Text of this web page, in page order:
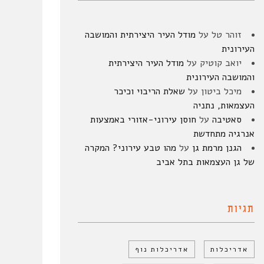
זוהר טל על מודל העיר היצירתית והמושבה
העירונית
יואב קוטיק על מודל העיר היצירתית
והמושבה העירונית
מיכל ביטון על שאלת הריבוי וכיכר
העצמאות, נתניה
סאטיבה על חוסן עירוני-אזורי באמצעות
אנרגיה מתחדשת
הגנן מרמת גן על מהו טבע עירוני? המקרה
של גן העצמאות בתל אביב
תגיות
אדריכלות אדריכלות נוף